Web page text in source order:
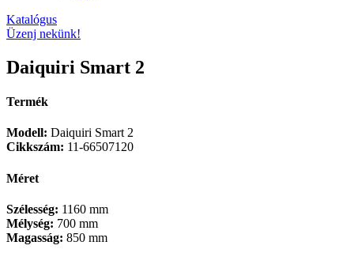
Katalógus
Üzenj nekünk!
Daiquiri Smart 2
Termék
Modell: Daiquiri Smart 2
Cikkszám: 11-66507120
Méret
Szélesség: 1160 mm
Mélység: 700 mm
Magasság: 850 mm